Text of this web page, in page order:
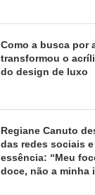
Como a busca por
transformou o
do design de luxo
Regiane Canuto
das redes sociais
essência: “Meu
doce, não a minha